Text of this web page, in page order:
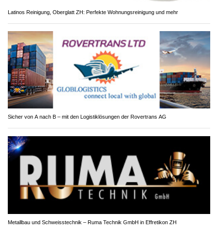
Latinos Reinigung, Oberglatt ZH: Perfekte Wohnungsreinigung und mehr
Sicher von A nach B – mit den Logistiklösungen der Rovertrans AG
Metallbau und Schweisstechnik – Ruma Technik GmbH in Effretikon ZH